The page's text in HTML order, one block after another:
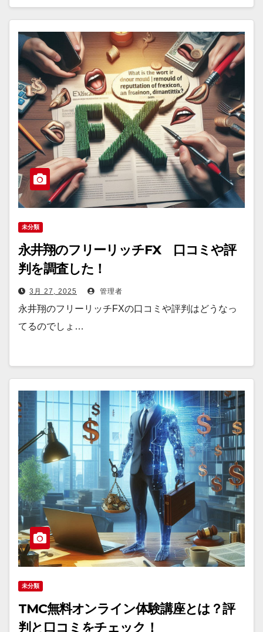
未分類
永井翔のフリーリッチFX 口コミや評
判を調査した！
3月 27, 2025 管理者
永井翔のフリーリッチFXの口コミや評判はどうなっ
てるのでしょ…
未分類
TMC無料オンライン体験講座とは？評
判と口コミをチェック！